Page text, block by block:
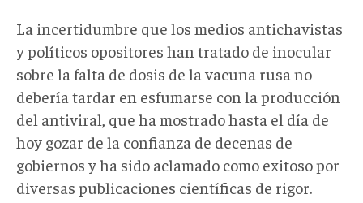
La incertidumbre que los medios antichavistas
y políticos opositores han tratado de inocular
sobre la falta de dosis de la vacuna rusa no
debería tardar en esfumarse con la producción
del antiviral, que ha mostrado hasta el día de
hoy gozar de la confianza de decenas de
gobiernos y ha sido aclamado como exitoso por
diversas publicaciones científicas de rigor.